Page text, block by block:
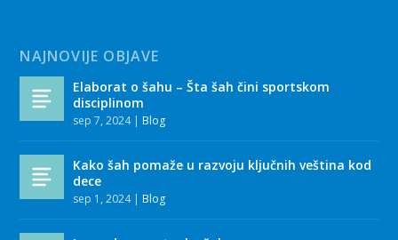
NAJNOVIJE OBJAVE
Elaborat o šahu – Šta šah čini sportskom
disciplinom
sep 7, 2024| Blog
Kako šah pomaže u razvoju ključnih veština kod
dece
sep 1, 2024| Blog